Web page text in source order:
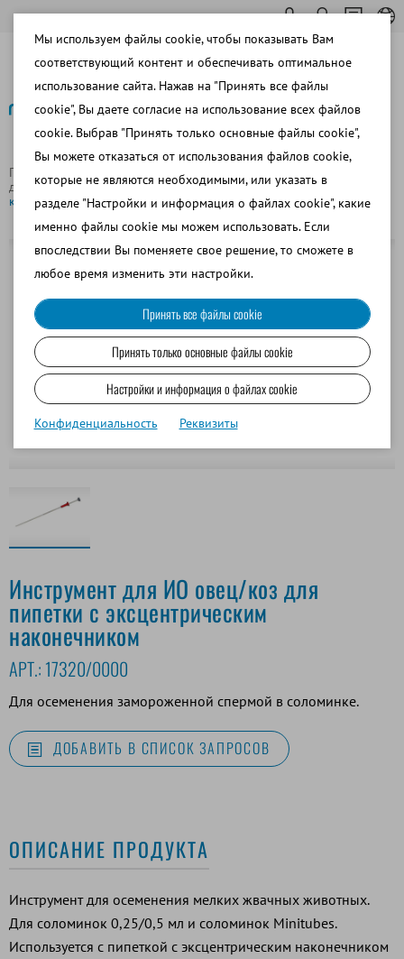
Главная страница МРС и верблюдоводство
диагностика суягности/жеребости
Инструмент для ИО овец/
коз для пипетки с эксцентрическим наконечником
Назад
Инструмент для ИО овец/коз для
пипетки с эксцентрическим
наконечником
АРТ.: 17320/0000
Для осеменения замороженной спермой в соломинке.
ДОБАВИТЬ В СПИСОК ЗАПРОСОВ
ОПИСАНИЕ ПРОДУКТА
Инструмент для осеменения мелких жвачных животных.
Для соломинок 0,25/0,5 мл и соломинок Minitubes.
Используется с пипеткой с эксцентрическим наконечником
Мы используем файлы cookie, чтобы показывать Вам
соответствующий контент и обеспечивать оптимальное
использование сайта. Нажав на "Принять все файлы
cookie", Вы даете согласие на использование всех файлов
cookie. Выбрав "Принять только основные файлы cookie",
Вы можете отказаться от использования файлов cookie,
которые не являются необходимыми, или указать в
разделе "Настройки и информация о файлах cookie", какие
именно файлы cookie мы можем использовать. Если
впоследствии Вы поменяете свое решение, то сможете в
любое время изменить эти настройки.
Принять все файлы cookie
Принять только основные файлы cookie
Настройки и информация о файлах cookie
Конфиденциальность Реквизиты